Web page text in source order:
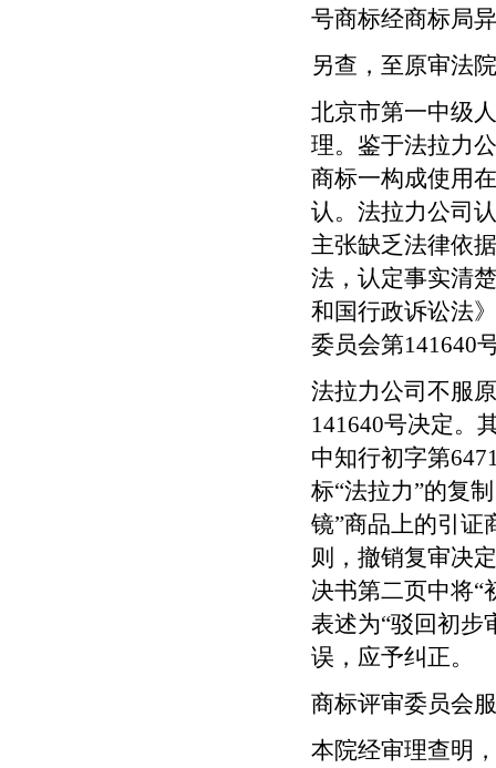
号商标经商标局
另查，至原审法
北京市第一中级
理。鉴于法拉力
商标一构成使用
认。法拉力公司
主张缺乏法律依
法，认定事实清
和国行政诉讼法
委员会第141640
法拉力公司不服
141640号决定。
中知行初字第
标“法拉力”的复
镜”商品上的引证
则，撤销复审决
决书第二页中将“
表述为“驳回初步
误，应予纠正。
商标评审委员会
本院经审理查明